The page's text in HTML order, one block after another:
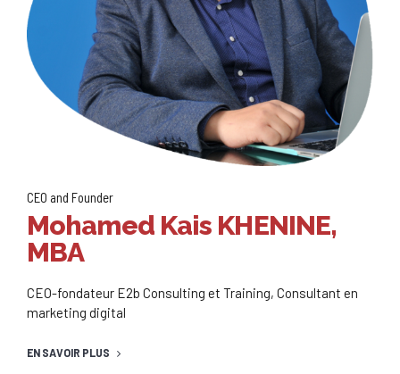
CEO and Founder
Mohamed Kais KHENINE,
MBA
CEO-fondateur E2b Consulting et Training, Consultant en
marketing digital
EN SAVOIR PLUS